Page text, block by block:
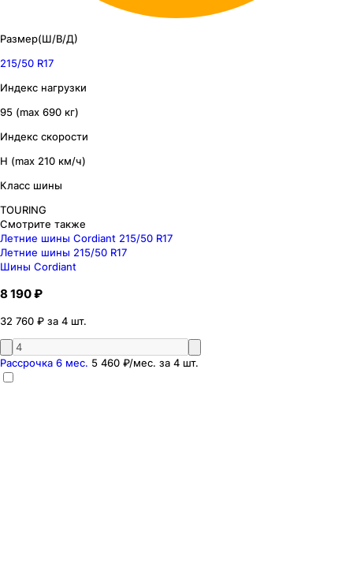
Размер(Ш/В/Д)
215/50 R17
Индекс нагрузки
95 (max 690 кг)
Индекс скорости
H (max 210 км/ч)
Класс шины
TOURING
Смотрите также
Летние шины Cordiant 215/50 R17
Летние шины 215/50 R17
Шины Cordiant
8 190 ₽
32 760 ₽ за 4 шт.
Рассрочка 6 мес. 5 460 ₽/мес. за 4 шт.